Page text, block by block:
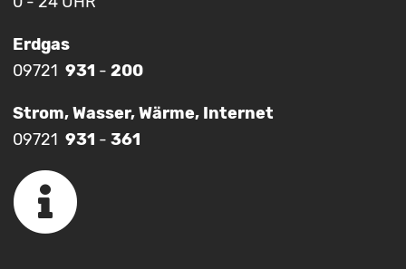
Erdgas
09721 931 - 200
Strom, Wasser, Wärme, Internet
09721 931 - 361